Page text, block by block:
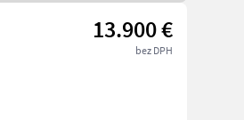
13.900 €
bez DPH